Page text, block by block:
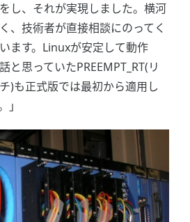
し、それが実現しました。横河
、技術者が直接相談にのってく
ます。Linuxが安定して動作
と思っていたPREEMPT_RT(リ
)も正式版では最初から適用し
」